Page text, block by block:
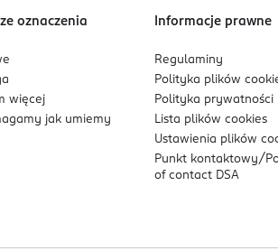
oznaczenia
więcej
jak umiemy
Informacje prawne
Regulaminy
Polityka plików
Polityka prywatności
Lista plikówcookies
Ustawienia plików
Punkt kontaktowy/
of contact DSA